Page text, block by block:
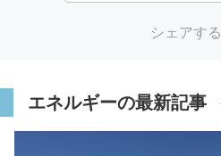
シェアする
エネルギーの最新記事